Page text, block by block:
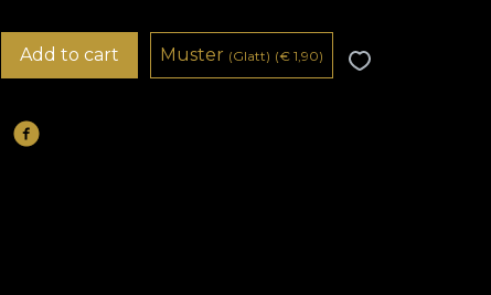
Add to cart Muster (Glatt) (€1,90)